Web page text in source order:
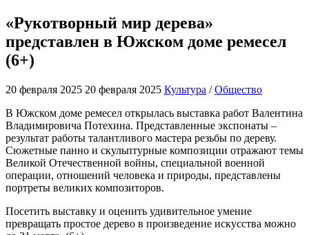
«Рукотворный мир дерева»
представлен в Южском доме ремесел
(6+)
20 февраля 2025 20 февраля 2025 Культура /Общество
В Южском доме ремесел открылась выставка работ Валентина
Владимировича Потехина. Представленные экспонаты –
результат работы талантливого мастера резьбы по дереву.
Сюжетные панно и скульптурные композиции отражают темы
Великой Отечественной войны, специальной военной
операции, отношений человека и природы, представлены
портреты великих композиторов.
Посетить выставку и оценить удивительное умение
превращать простое дерево в произведение искусства можно